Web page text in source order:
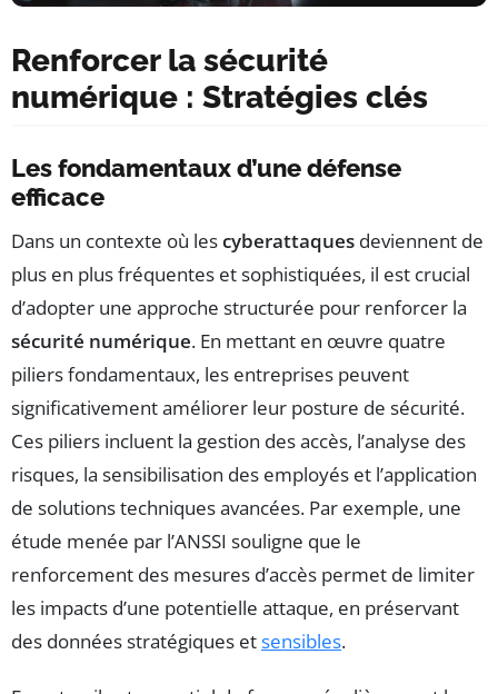
Renforcer la sécurité
numérique : Stratégies clés
Les fondamentaux d’une défense
efficace
Dans un contexte où lescyberattaques deviennent de
plus en plus fréquentes et sophistiquées, il est crucial
d’adopter une approche structurée pour renforcer la
sécurité numérique. En mettant en œuvre quatre
piliers fondamentaux, les entreprises peuvent
significativement améliorer leur posture de sécurité.
Ces piliers incluent la gestion des accès, l’analyse des
risques, la sensibilisation des employés et l’application
de solutions techniques avancées. Par exemple, une
étude menée par l’ANSSI souligne que le
renforcement des mesures d’accès permet de limiter
les impacts d’une potentielle attaque, en préservant
des données stratégiques etsensibles.